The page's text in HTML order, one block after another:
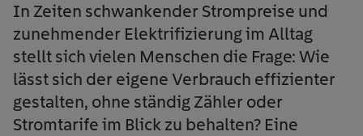
In Zeiten schwankender Strompreise und
zunehmender Elektrifizierung im Alltag
stellt sich vielen Menschen die Frage: Wie
lässt sich der eigene Verbrauch effizienter
gestalten, ohne ständig Zähler oder
Stromtarife im Blick zu behalten? Eine